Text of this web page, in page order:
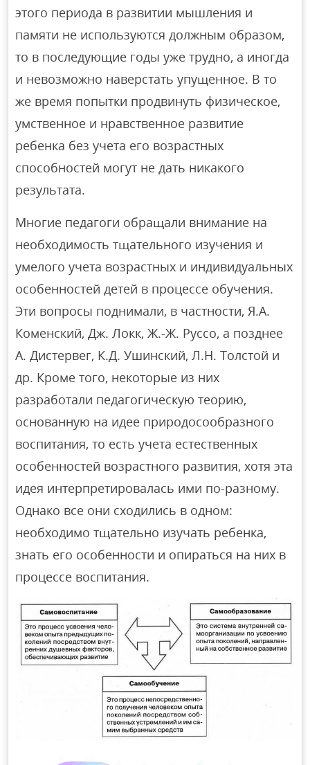
этого периода в развитии мышления и
памяти не используются должным образом,
то в последующие годы уже трудно, а иногда
и невозможно наверстать упущенное. В то
же время попытки продвинуть физическое,
умственное и нравственное развитие
ребенка без учета его возрастных
способностей могут не дать никакого
результата.
Многие педагоги обращали внимание на
необходимость тщательного изучения и
умелого учета возрастных и индивидуальных
особенностей детей в процессе обучения.
Эти вопросы поднимали, в частности, Я.А.
Коменский, Дж. Локк, Ж.-Ж. Руссо, а позднее
А. Дистервег, К.Д. Ушинский, Л.Н. Толстой и
др. Кроме того, некоторые из них
разработали педагогическую теорию,
основанную на идее природосообразного
воспитания, то есть учета естественных
особенностей возрастного развития, хотя эта
идея интерпретировалась ими по-разному.
Однако все они сходились в одном:
необходимо тщательно изучать ребенка,
знать его особенности и опираться на них в
процессе воспитания.